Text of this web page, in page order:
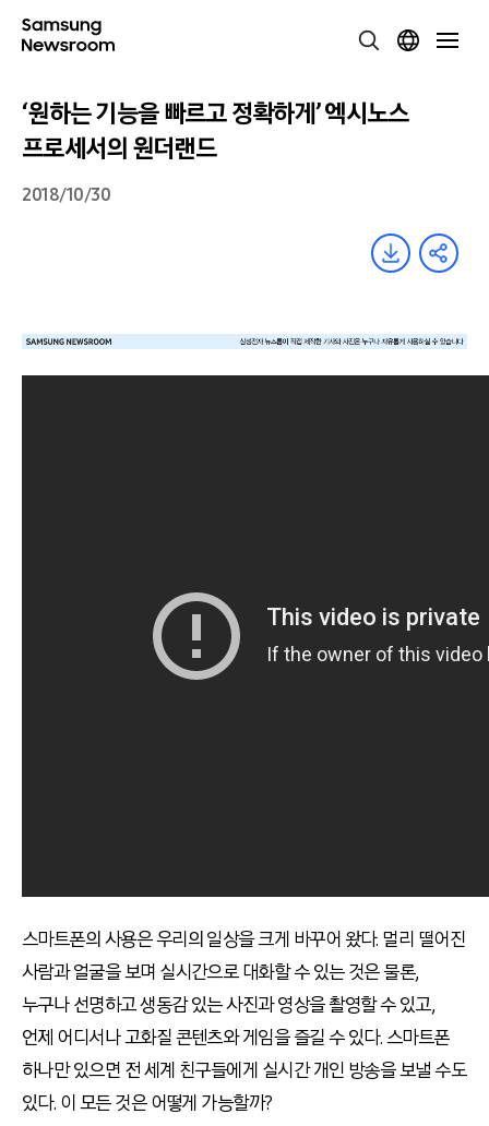
‘원하는 기능을 빠르고 정확하게’ 엑시노스
프로세서의 원더랜드
2018/10/30
스마트폰의 사용은 우리의 일상을 크게 바꾸어 왔다. 멀리 떨어진
사람과 얼굴을 보며 실시간으로 대화할 수 있는 것은 물론,
누구나 선명하고 생동감 있는 사진과 영상을 촬영할 수 있고,
언제 어디서나 고화질 콘텐츠와 게임을 즐길 수 있다. 스마트폰
하나만 있으면 전 세계 친구들에게 실시간 개인 방송을 보낼 수도
있다. 이 모든 것은 어떻게 가능할까?